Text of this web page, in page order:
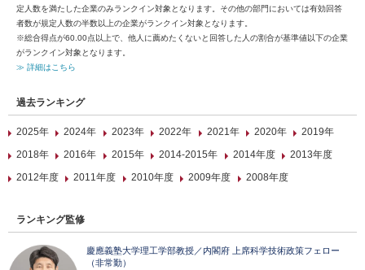
定人数を満たした企業のみランクイン対象となります。その他の部門においては有効回答
者数が規定人数の半数以上の企業がランクイン対象となります。
※総合得点が60.00点以上で、他人に薦めたくないと回答した人の割合が基準値以下の企業
がランクイン対象となります。
≫ 詳細はこちら
過去ランキング
2025年 2024年 2023年 2022年 2021年 2020年
2019年
2018年
2016年 2015年 2014-2015年 2014年度
2013年度
2012年度
2011年度 2010年度 2009年度 2008年度
ランキング監修
慶應義塾大学理工学部教授／内閣府 上席科学技術政策フェロー
（非常勤）